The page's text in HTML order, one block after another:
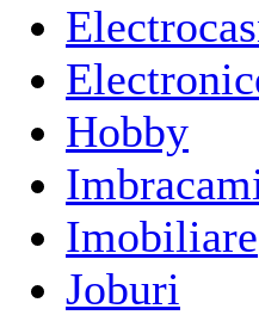
Hobby
Imobiliare
Joburi